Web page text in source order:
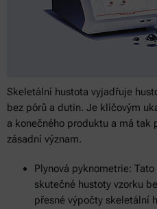
Skeletální hustota vyjadřuje
bez pórů a dutin. Je klíčovým
a konečného produktu a má tak
zásadní význam.
Plynová pyknometrie:
skutečné hustoty vzorku
přesné výpočty skeletální